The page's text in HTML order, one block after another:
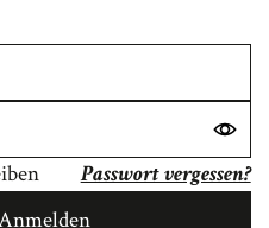
Passwort vergessen?